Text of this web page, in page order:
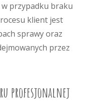
przypadku braku
klient jest
sprawy oraz
przez
profesjonalnej